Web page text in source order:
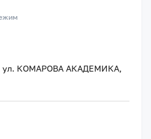
ул. КОМАРОВА АКАДЕМИКА,